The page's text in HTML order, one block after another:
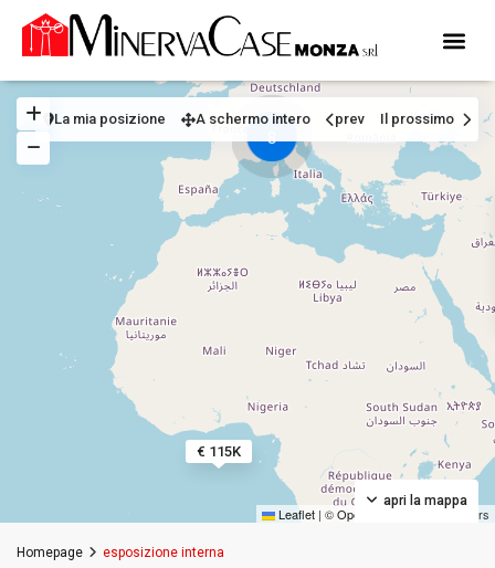
8
€ 115K
Leaflet | ©OpenStreetMap contributors
apri la mappa
La mia posizione A schermo intero prev Il prossimo
Homepage esposizione interna